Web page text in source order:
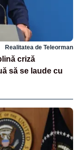
Realitatea de Teleorman
criză
să se laude cu